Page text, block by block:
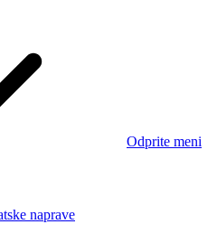
Odprite meni
naprave